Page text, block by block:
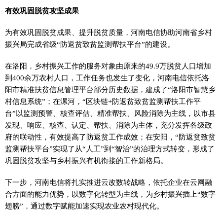
有效巩固脱贫攻坚成果
为有效巩固脱贫成果、提升脱贫质量，河南电信协助河南省乡村
振兴局完成省级“防返贫致贫监测帮扶平台”的建设。
在洛阳，乡村振兴工作的服务对象由原来的49.9万脱贫人口增加
到400余万农村人口，工作任务也发生了变化，河南电信依托洛
阳市精准扶贫信息管理平台部分历史数据，建成了“洛阳市智慧乡
村信息系统”；在漯河，“区块链+防返贫致贫监测帮扶工作平
台”以监测预警、核查评估、精准帮扶、风险消除为主线，以市县
发现、响应、核查、认定、帮扶、消除为主体，充分发挥各级政
府的联动性，有效提高了防返贫工作成效；在安阳，“防返贫致贫
监测帮扶平台”实现了从“人工”到“智治”的治理方式转变，形成了
巩固脱贫攻坚与乡村振兴有机衔接的工作新格局。
下一步，河南电信将扎实推进云改数转战略，依托企业在云网融
合方面的能力优势，以数字化转型为主线，为乡村振兴插上“数字
翅膀”，通过数字赋能加速实现农业农村现代化。